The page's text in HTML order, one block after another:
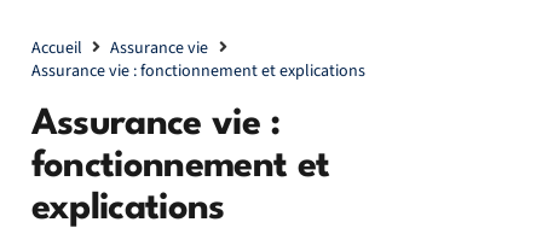
Accueil
Assurance vie
Assurance vie : fonctionnement et explications
Assurance vie :
fonctionnement et
explications